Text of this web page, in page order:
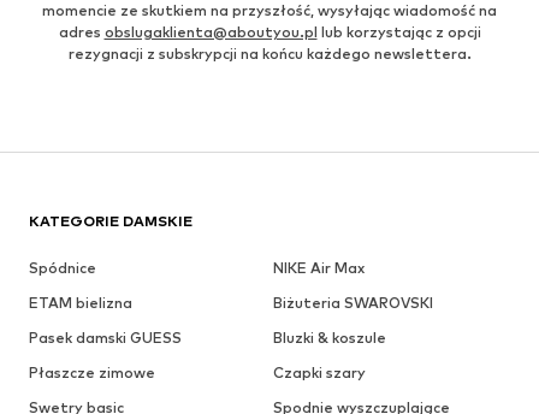
momencie ze skutkiem na przyszłość, wysyłając wiadomość na
adres obslugaklienta@aboutyou.pl lub korzystając z opcji
rezygnacji z subskrypcji na końcu każdego newslettera.
KATEGORIE DAMSKIE
Spódnice
NIKE Air Max
ETAM bielizna
Biżuteria SWAROVSKI
Pasek damski GUESS
Bluzki & koszule
Płaszcze zimowe
Czapki szary
Swetry basic
Spodnie wyszczuplające